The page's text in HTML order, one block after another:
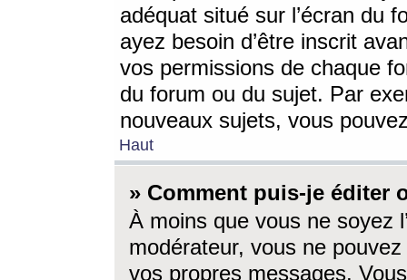
adéquat situé sur l’écran du
ayez besoin d’être inscrit
vos permissions de chaque
du forum ou du sujet. Par
nouveaux sujets, vous
Haut
» Comment puis-je éditer
À moins que vous ne soyez
modérateur, vous ne
vos propres messages.